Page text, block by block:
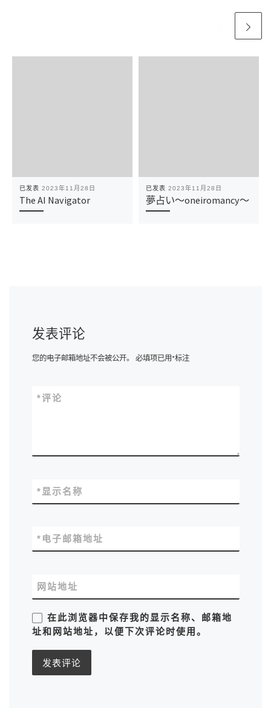
已发表 2023年11月28日
The AI Navigator
已发表 2023年11月28日
夢占い～oneiromancy～
发表评论
您的电子邮箱地址不会被公开。 必填项已用*标注
评论
*
显示名称
*
电子邮箱地址
*
网站地址
在此浏览器中保存我的显示名称、邮箱地
址和网站地址，以便下次评论时使用。